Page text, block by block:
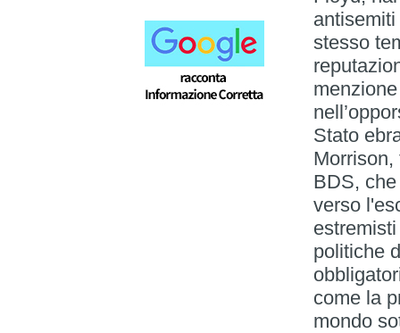
stesso
Stato
BDS,
verso
politiche
come la
mondo